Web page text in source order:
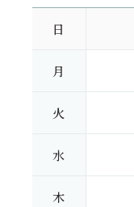
日
月
火
水
木